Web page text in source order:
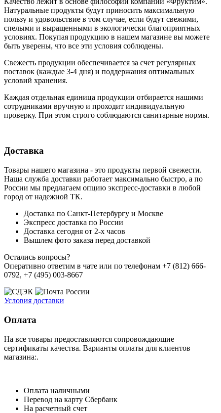
Натуральные продукты будут приносить максимальную
пользу и удовольствие в том случае, если будут свежими,
cпелыми и выращенными в экологически благоприятных
условиях. Покупая продукцию в нашем магазине вы можете
быть уверены, что все эти условия соблюдены.
Свежесть продукции обеспечивается за счет регулярных
поставок (каждые 3-4 дня) и поддержания оптимальных
условий хранения.
Каждая отдельная единица продукции отбирается нашими
сотрудниками вручную и проходит индивидуальную
проверку. При этом строго соблюдаются санитарные нормы.
Доставка
Товары нашего магазина - это продукты первой свежести.
Наша служба доставки работает максимально быстро, а по
России мы предлагаем опцию экспресс-доставки в любой
город от надежной ТК.
Доставка по Санкт-Петербургу и Москве
Экспресс доставка по России
Доставка сегодня от 2-х часов
Вышлем фото заказа перед доставкой
Остались вопросы?
Оперативно ответим в чате или по телефонам +7 (812) 666-
0792, +7 (495) 003-8667
Условия доставки
Оплата
На все товары предоставляются сопровождающие
сертификаты качества. Варианты оплаты для клиентов
магазина:.
Оплата наличными
Перевод на карту Сбербанк
На расчетный счет